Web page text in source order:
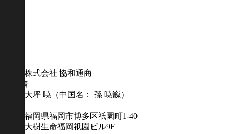
株式会社 協和通商
代表者
大坪 暁（中国名： 孫 暁巍）
福岡県福岡市博多区祇園町1-40
大樹生命福岡祇園ビル9F